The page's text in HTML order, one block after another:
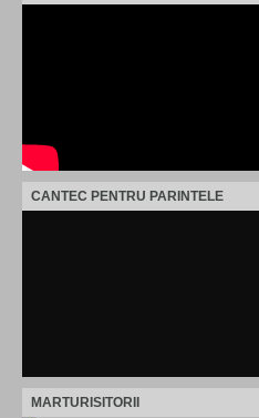
CANTEC PENTRU PARINTELE
MARTURISITORII